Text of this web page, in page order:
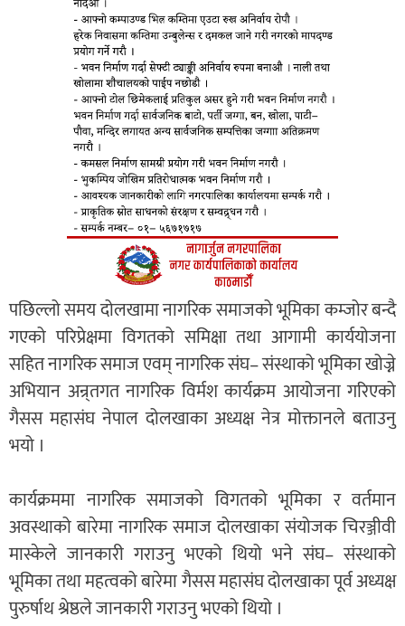
पछिल्लो समय दोलखामा नागरिक समाजको भूमिका कम्जोर बन्दै
गएको परिप्रेक्षमा विगतको समिक्षा तथा आगामी कार्ययोजना
सहित नागरिक समाज एवम् नागरिक संघ– संस्थाको भूमिका खोज्ने
अभियान अन्र्तगत नागरिक विर्मश कार्यक्रम आयोजना गरिएको
गैसस महासंघ नेपाल दोलखाका अध्यक्ष नेत्र मोक्तानले बताउनु
भयो ।
कार्यक्रममा नागरिक समाजको विगतको भूमिका र वर्तमान
अवस्थाको बारेमा नागरिक समाज दोलखाका संयोजक चिरञ्जीवी
मास्केले जानकारी गराउनु भएको थियो भने संघ– संस्थाको
भूमिका तथा महत्वको बारेमा गैसस महासंघ दोलखाका पूर्व अध्यक्ष
पुरुर्षाथ श्रेष्ठले जानकारी गराउनु भएको थियो ।